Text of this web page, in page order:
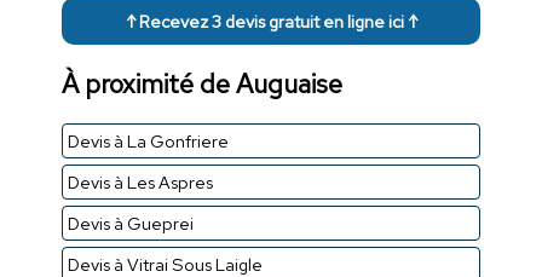
↑ Recevez 3 devis gratuit en ligne ici ↑
À proximité de Auguaise
Devis à La Gonfriere
Devis à Les Aspres
Devis à Gueprei
Devis à Vitrai Sous Laigle